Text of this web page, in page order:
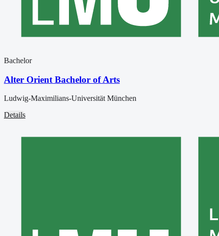
Bachelor
Alter Orient Bachelor of Arts
Ludwig-Maximilians-Universität München
Details